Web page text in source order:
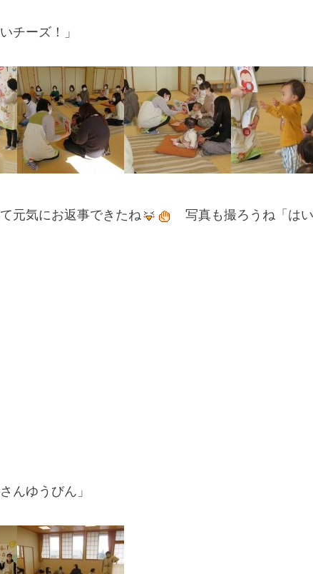
チーズ！」
元気にお返事できたね 写真も撮ろうね「はい
んゆうびん」